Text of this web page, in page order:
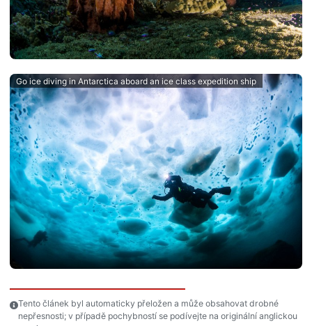
Go ice diving in Antarctica aboard an ice class expedition ship
Tento článek byl automaticky přeložen a může obsahovat drobné
nepřesnosti; v případě pochybností se podívejte na originální anglickou